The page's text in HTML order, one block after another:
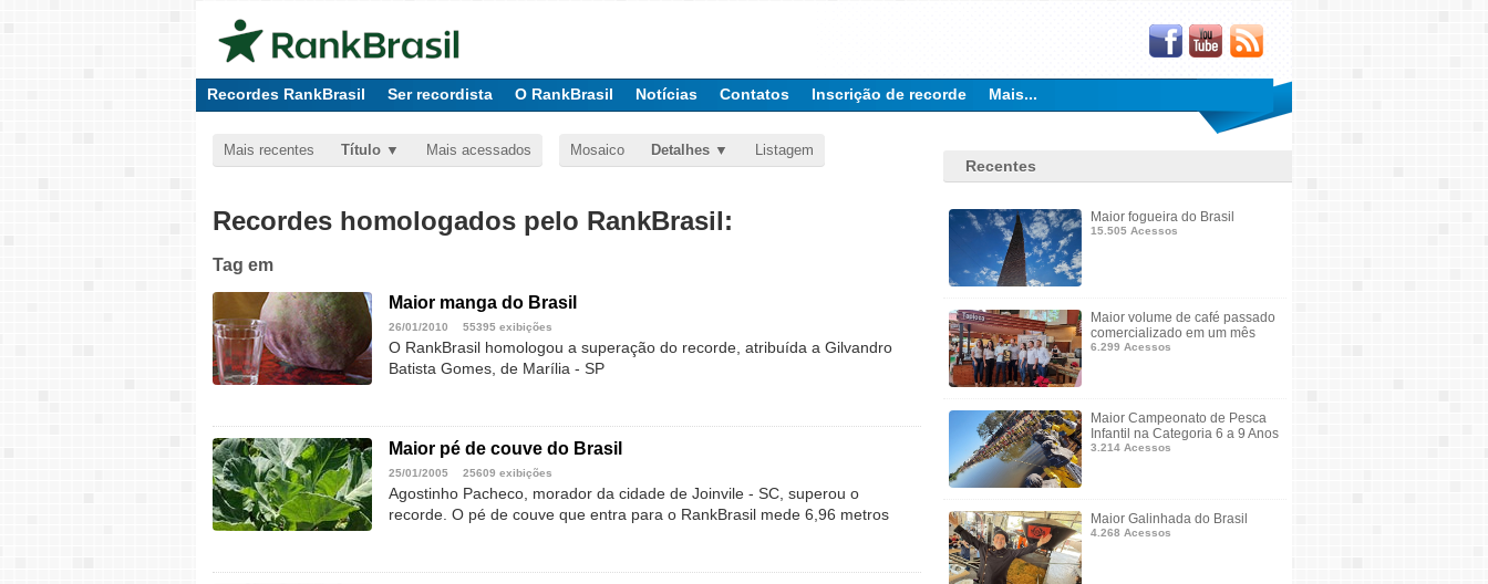
Recordes RankBrasil Ser recordista O RankBrasil Notícias Contatos Inscrição de recorde Mais...
Mais recentes Título Mais acessados Mosaico Detalhes Listagem
Recordes homologados pelo RankBrasil:
Tag em
Maior manga do Brasil
26/01/2010 55395 exibições
O RankBrasil homologou a superação do recorde, atribuída a Gilvandro
Batista Gomes, de Marília - SP
Maior pé de couve do Brasil
25/01/2005 25609 exibições
Agostinho Pacheco, morador da cidade de Joinvile - SC, superou o
recorde. O pé de couve que entra para o RankBrasil mede 6,96 metros
Recentes
Maior fogueira do Brasil
15.505 Acessos
Maior volume de café passado
comercializado em um mês
6.299 Acessos
Maior Campeonato de Pesca
Infantil na Categoria 6 a 9 Anos
3.214 Acessos
Maior Galinhada do Brasil
4.268 Acessos